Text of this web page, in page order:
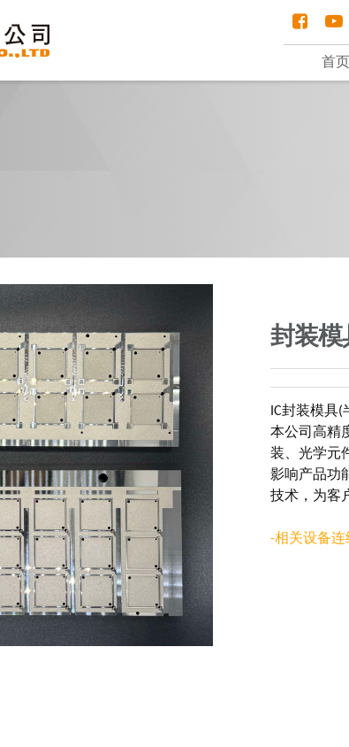
首页
封装模
IC封装模具(
本公司高精
装、光学元
影响产品功
技术，为客
-相关设备连